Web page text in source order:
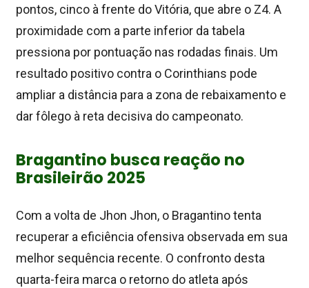
pontos, cinco à frente do Vitória, que abre o Z4. A
proximidade com a parte inferior da tabela
pressiona por pontuação nas rodadas finais. Um
resultado positivo contra o Corinthians pode
ampliar a distância para a zona de rebaixamento e
dar fôlego à reta decisiva do campeonato.
Bragantino busca reação no
Brasileirão 2025
Com a volta de Jhon Jhon, o Bragantino tenta
recuperar a eficiência ofensiva observada em sua
melhor sequência recente. O confronto desta
quarta-feira marca o retorno do atleta após